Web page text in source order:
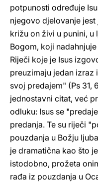
potpunosti određuje
njegovo djelovanje jest
križu on živi u punini,
Bogom, koji
Riječi koje je Isus
preuzimaju jedan izraz
svoj predajem" (Ps 31,
jednostavni citat, već
odluku: Isus se
predanja. Te su riječi
pouzdanja u Božju
je dramatična kao što
istodobno, prožeta
rađa iz pouzdanja u